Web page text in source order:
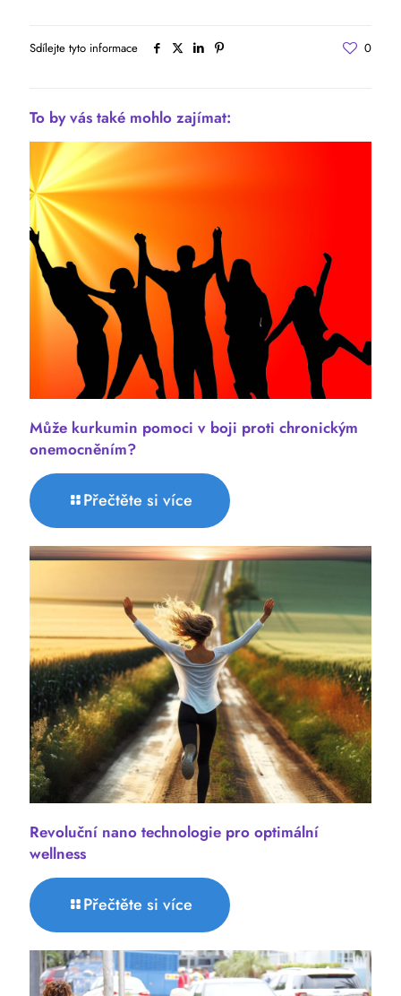
Sdílejte tyto informace 0
To by vás také mohlo zajímat:
Může kurkumin pomoci v boji proti chronickým
onemocněním?
Přečtěte si více
Revoluční nano technologie pro optimální
wellness
Přečtěte si více